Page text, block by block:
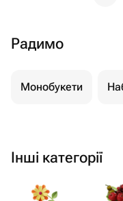
Радимо
Монобукети
Інші категорії